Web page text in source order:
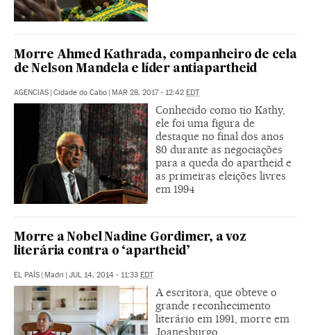
Morre Ahmed Kathrada, companheiro de cela
de Nelson Mandela e líder antiapartheid
AGENCIAS | Cidade do Cabo | MAR 28, 2017 - 12:42 EDT
Conhecido como tio Kathy,
ele foi uma figura de
destaque no final dos anos
80 durante as negociações
para a queda do apartheid e
as primeiras eleições livres
em 1994
Morre a Nobel Nadine Gordimer, a voz
literária contra o ‘apartheid’
EL PAÍS | Madri | JUL 14, 2014 - 11:33 EDT
A escritora, que obteve o
grande reconhecimento
literário em 1991, morre em
Joanesburgo